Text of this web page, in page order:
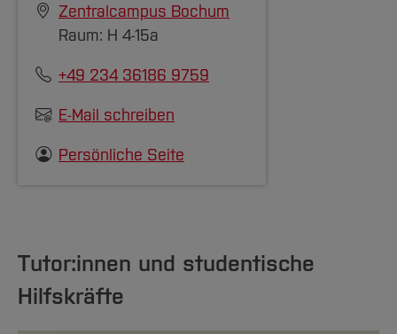
Zentralcampus Bochum
Raum: H 4-15a
+49 234 36186 9759
E-Mail schreiben
Persönliche Seite
Tutor:innen und studentische
Hilfskräfte